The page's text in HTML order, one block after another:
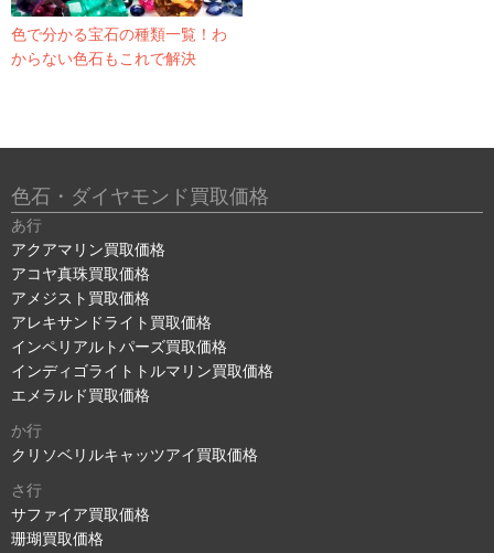
色で分かる宝石の種類一覧！わ
からない色石もこれで解決
色石・ダイヤモンド買取価格
あ行
アクアマリン買取価格
アコヤ真珠買取価格
アメジスト買取価格
アレキサンドライト買取価格
インペリアルトパーズ買取価格
インディゴライトトルマリン買取価格
エメラルド買取価格
か行
クリソベリルキャッツアイ買取価格
さ行
サファイア買取価格
珊瑚買取価格